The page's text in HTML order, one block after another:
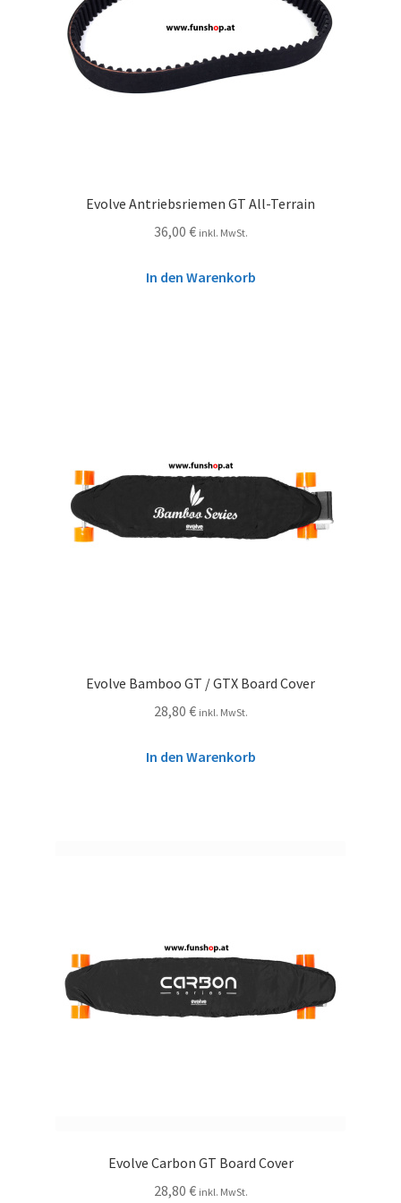
Evolve Antriebsriemen GT All-Terrain
36,00 € inkl. MwSt.
In den Warenkorb
Evolve Bamboo GT / GTX Board Cover
28,80 € inkl. MwSt.
In den Warenkorb
Evolve Carbon GT Board Cover
28,80 € inkl. MwSt.